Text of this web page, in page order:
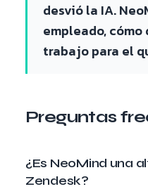
desvió la IA.
empleado,
trabajo para el
Preguntas
¿Es NeoMind una
Zendesk?